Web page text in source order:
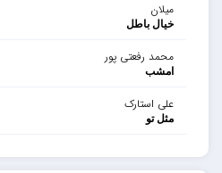
میلان
خیال باطل
محمد رفعتی پور
امشب
علی استارک
مثل تو